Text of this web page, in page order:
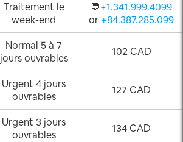
Traitement le
week-end
💬+1.341.999.4099
or +84.387.285.099
Normal 5 à 7
jours ouvrables
102 CAD
Urgent 4 jours
ouvrables
127 CAD
Urgent 3 jours
ouvrables
134 CAD